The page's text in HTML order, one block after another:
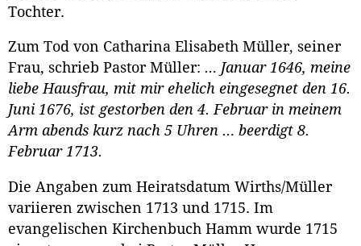
Tochter.
Zum Tod von Catharina Elisabeth Müller, seiner
Frau, schrieb Pastor Müller: … Januar 1646, meine
liebe Hausfrau, mit mir ehelich eingesegnet den 16.
Juni 1676, ist gestorben den 4. Februar in meinem
Arm abends kurz nach 5 Uhren … beerdigt 8.
Februar 1713.
Die Angaben zum Heiratsdatum Wirths/Müller
variieren zwischen 1713 und 1715. Im
evangelischen Kirchenbuch Hamm wurde 1715